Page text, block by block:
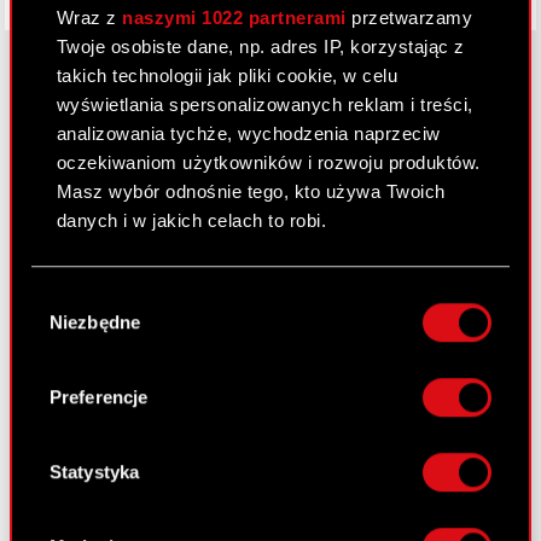
Wraz z naszymi 1022 partnerami przetwarzamy
Twoje osobiste dane, np. adres IP, korzystając z
takich technologii jak pliki cookie, w celu
wyświetlania spersonalizowanych reklam i treści,
analizowania tychże, wychodzenia naprzeciw
oczekiwaniom użytkowników i rozwoju produktów.
Masz wybór odnośnie tego, kto używa Twoich
danych i w jakich celach to robi.
Gromadzić dane dotyczące Twojej
lokalizacji geograficznej z dokładnością nawet
Identyfikować Twoje urządzenie, aktywnie
analizując charakteryzującego je zbiory
palca)
osobiste dane są przetwarzane oraz ustaw własne
zgody
Niezbędne
Preferencje
Statystyka
O CD PROJEKT
Grupa Kapitałowa
Nasz biznes
Inwestorzy
Zrównoważony rozwój
Kariera